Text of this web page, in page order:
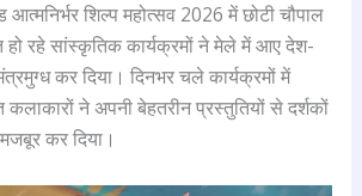
शिल्प महोत्सव 2026 में छोटी चौपाल
हो रहे सांस्कृतिक कार्यक्रमों ने मेले में आए देश-
कर दिया। दिनभर चले कार्यक्रमों में
कलाकारों ने अपनी बेहतरीन प्रस्तुतियों से दर्शकों
कर दिया।